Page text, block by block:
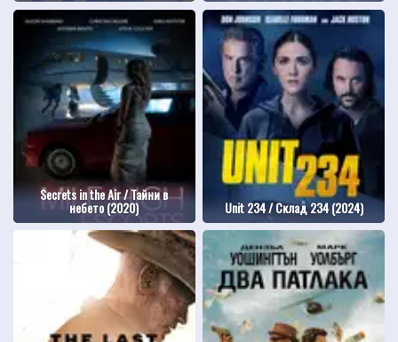
Secrets in the Air / Тайни в
небето (2020) Unit 234 / Склад 234 (2024)